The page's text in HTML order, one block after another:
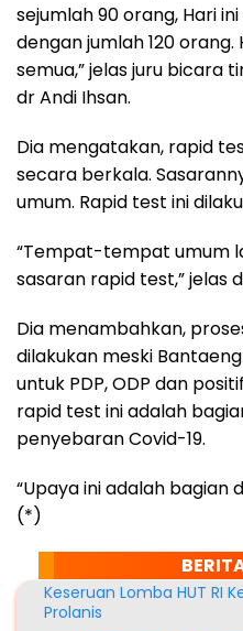
sejumlah 90 orang, Hari
dengan jumlah 120
semua,” jelas juru bicara
dr Andi Ihsan.
Dia mengatakan, rapid
secara berkala.
umum. Rapid test ini
“Tempat-tempat umum
sasaran rapid test,” jelas
Dia menambahkan,
dilakukan meski
untuk PDP, ODP dan
rapid test ini adalah
penyebaran Covid-19.
“Upaya ini adalah bagian
(*)
Keseruan Lomba HUT RI
Prolanis